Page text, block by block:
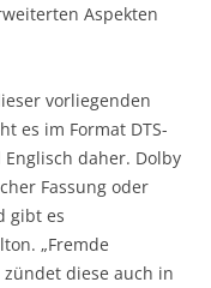
Aspekten
vorliegenden
es im Format DTS-
daher. Dolby
Fassung oder
gibt es
„Fremde
zündet diese auch in